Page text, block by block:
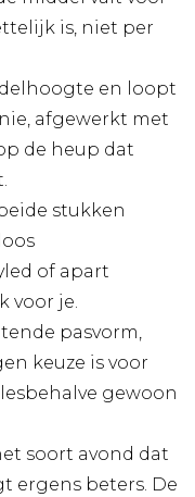
is, niet per
en loopt
afgewerkt met
de heup dat
stukken
of apart
voor je.
pasvorm,
keuze is voor
gewoon
soort avond dat
ergens beters. De